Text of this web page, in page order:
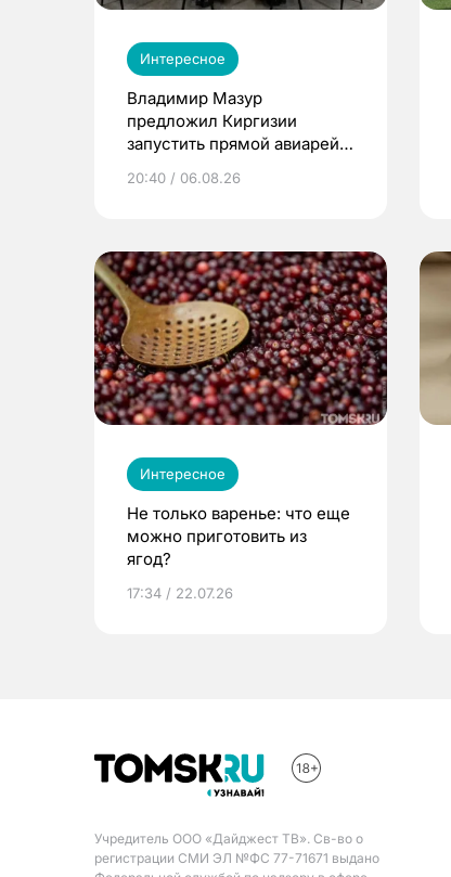
Интересное
Владимир Мазур
предложил Киргизии
запустить прямой авиарейс
20:40 / 06.08.26
Интересное
Не только варенье: что еще
можно приготовить из
ягод?
17:34 / 22.07.26
Учредитель ООО «Дайджест ТВ». Св-во о
регистрации СМИ ЭЛ №ФС 77-71671 выдано